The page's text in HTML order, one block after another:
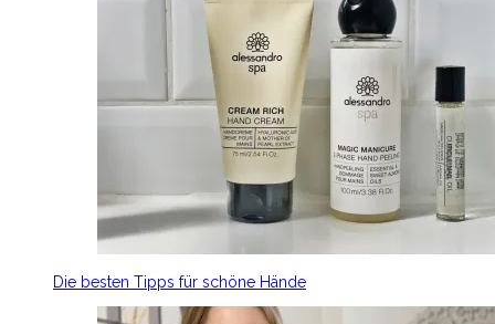
Die besten Tipps für schöne Hände